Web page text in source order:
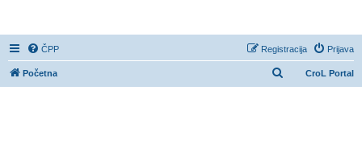
ČPP Prijava
Registracija
CroL Portal
Početna